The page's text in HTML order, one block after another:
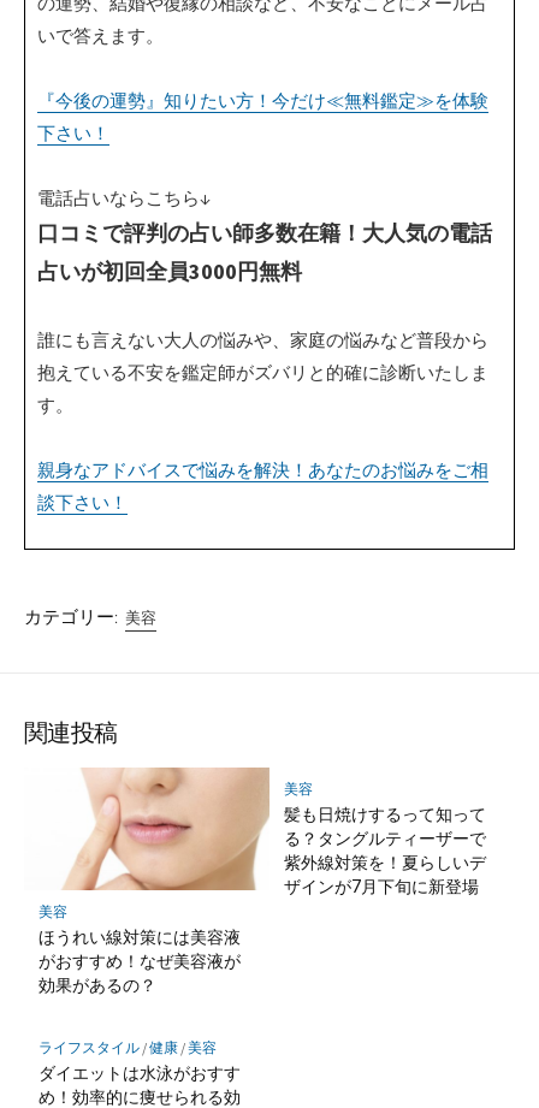
いで答えます。
『今後の運勢』知りたい方！今だけ≪無料鑑定≫を体験
下さい！
電話占いならこちら↓
口コミで評判の占い師多数在籍！大人気の電話
占いが初回全員3000円無料
誰にも言えない大人の悩みや、家庭の悩みなど普段から
抱えている不安を鑑定師がズバリと的確に診断いたしま
す。
親身なアドバイスで悩みを解決！あなたのお悩みをご相
談下さい！
カテゴリー: 美容
関連投稿
美容
ほうれい線対策には美容液
がおすすめ！なぜ美容液が
効果があるの？
美容
髪も日焼けするって知って
る？タングルティーザーで
紫外線対策を！夏らしいデ
ザインが7月下旬に新登場
ライフスタイル/健康/美容
ダイエットは水泳がおすす
め！効率的に痩せられる効